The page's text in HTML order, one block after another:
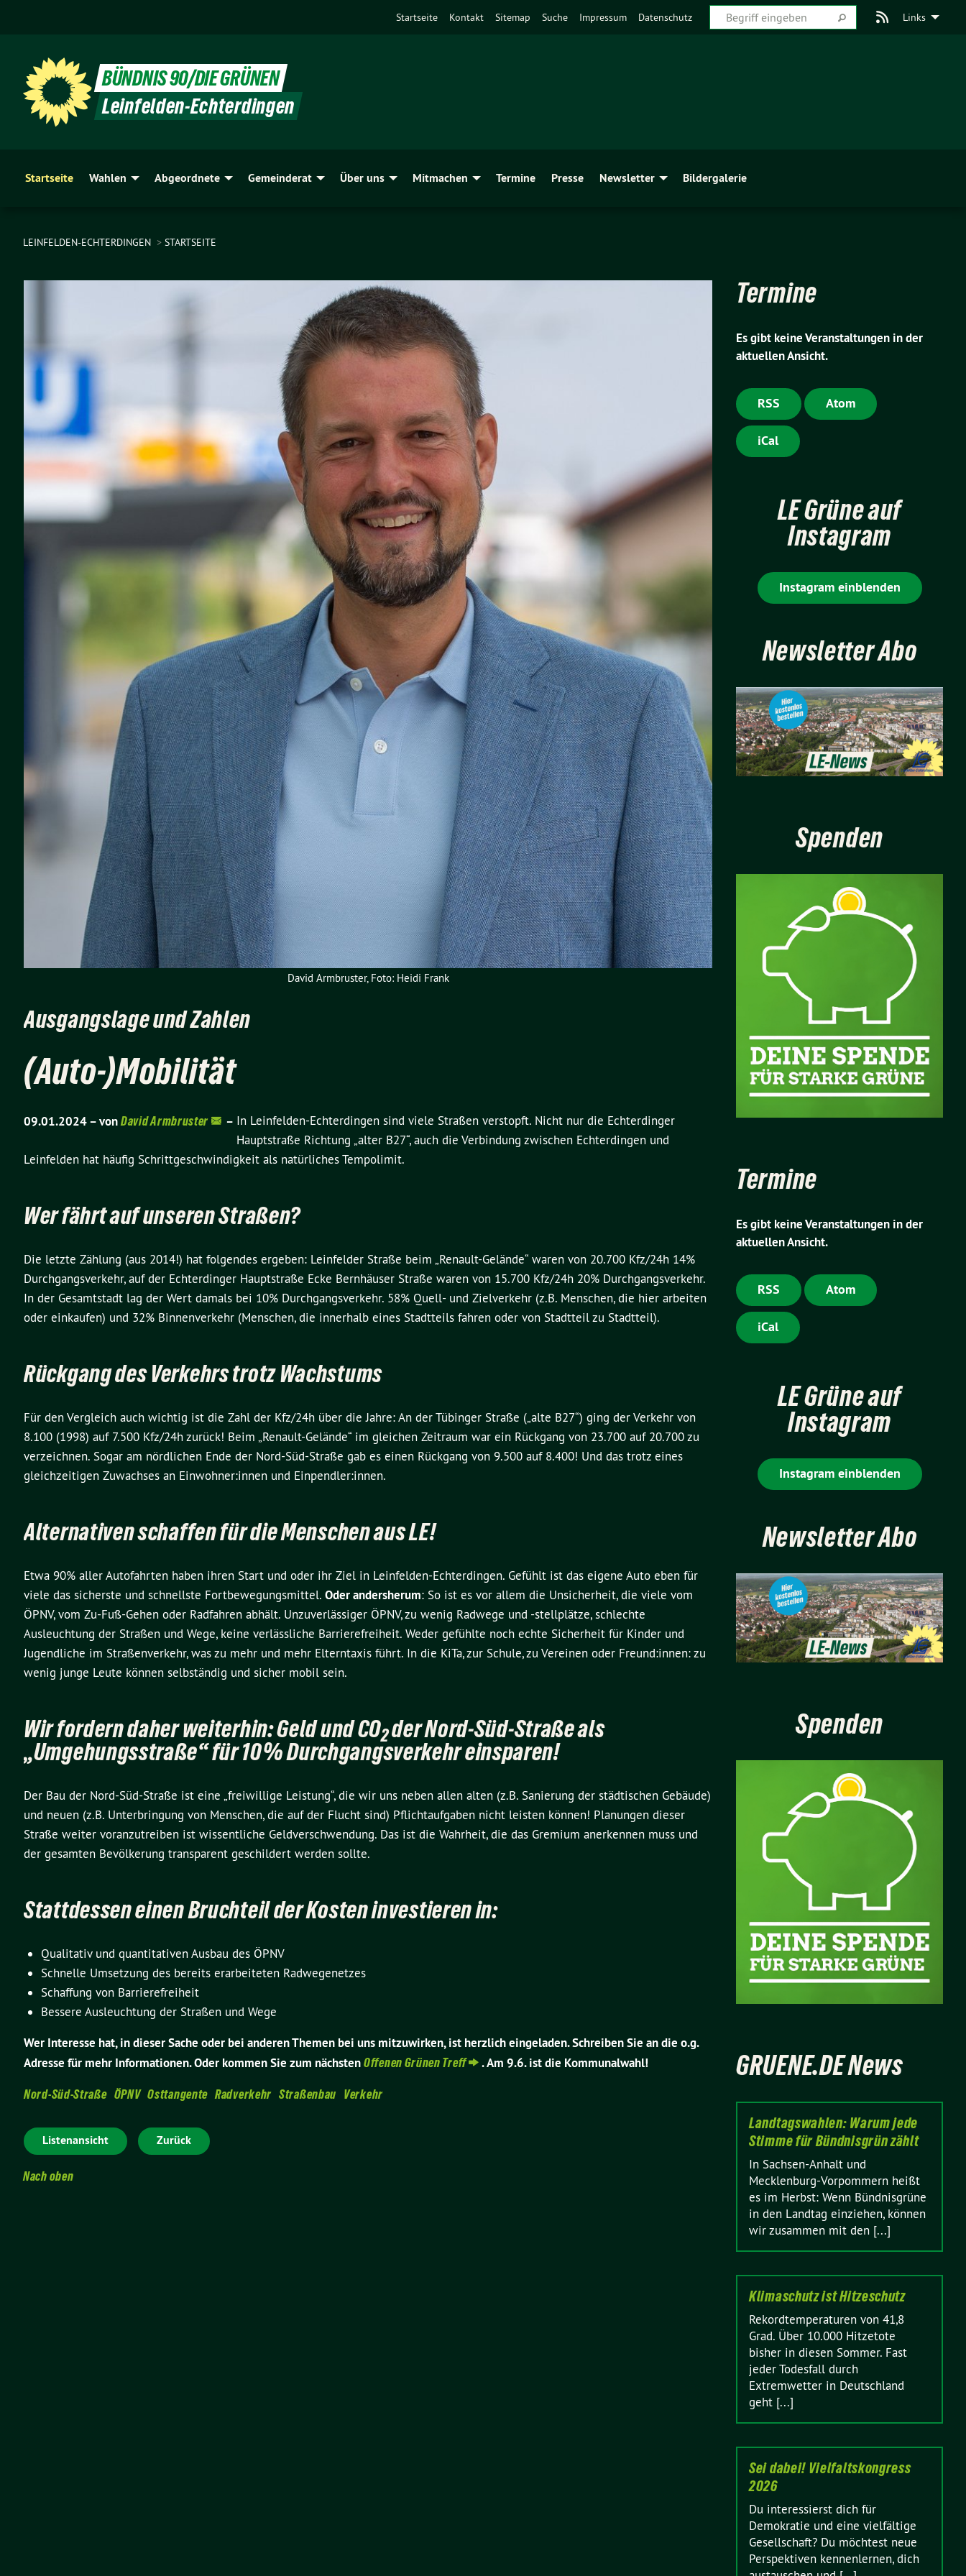
Links
Startseite Kontakt Sitemap Suche Impressum Datenschutz
BÜNDNIS 90/DIE GRÜNEN
Leinfelden-Echterdingen
Startseite Wahlen Abgeordnete Gemeinderat Über uns Mitmachen Termine Presse Newsletter Bildergalerie
LEINFELDEN-ECHTERDINGEN STARTSEITE
David Armbruster, Foto: Heidi Frank
Ausgangslage und Zahlen
(Auto-)Mobilität
09.01.2024 –vonDavid Armbruster – In Leinfelden-Echterdingen sind viele Straßen verstopft. Nicht nur die Echterdinger
Hauptstraße Richtung „alter B27“, auch die Verbindung zwischen Echterdingen und
Leinfelden hat häufig Schrittgeschwindigkeit als natürliches Tempolimit.
Wer fährt auf unseren Straßen?
Die letzte Zählung (aus 2014!) hat folgendes ergeben: Leinfelder Straße beim „Renault-Gelände“ waren von 20.700 Kfz/24h 14%
Durchgangsverkehr, auf der Echterdinger Hauptstraße Ecke Bernhäuser Straße waren von 15.700 Kfz/24h 20% Durchgangsverkehr.
In der Gesamtstadt lag der Wert damals bei 10% Durchgangsverkehr. 58% Quell- und Zielverkehr (z.B. Menschen, die hier arbeiten
oder einkaufen) und 32% Binnenverkehr (Menschen, die innerhalb eines Stadtteils fahren oder von Stadtteil zu Stadtteil).
Rückgang des Verkehrs trotz Wachstums
Für den Vergleich auch wichtig ist die Zahl der Kfz/24h über die Jahre: An der Tübinger Straße („alte B27“) ging der Verkehr von
8.100 (1998) auf 7.500 Kfz/24h zurück! Beim „Renault-Gelände“ im gleichen Zeitraum war ein Rückgang von 23.700 auf 20.700 zu
verzeichnen. Sogar am nördlichen Ende der Nord-Süd-Straße gab es einen Rückgang von 9.500 auf 8.400! Und das trotz eines
gleichzeitigen Zuwachses an Einwohner:innen und Einpendler:innen.
Alternativen schaffen für die Menschen aus LE!
Etwa 90% aller Autofahrten haben ihren Start und oder ihr Ziel in Leinfelden-Echterdingen. Gefühlt ist das eigene Auto eben für
viele das sicherste und schnellste Fortbewegungsmittel. Oder andersherum: So ist es vor allem die Unsicherheit, die viele vom
ÖPNV, vom Zu-Fuß-Gehen oder Radfahren abhält. Unzuverlässiger ÖPNV, zu wenig Radwege und -stellplätze, schlechte
Ausleuchtung der Straßen und Wege, keine verlässliche Barrierefreiheit. Weder gefühlte noch echte Sicherheit für Kinder und
Jugendliche im Straßenverkehr, was zu mehr und mehr Elterntaxis führt. In die KiTa, zur Schule, zu Vereinen oder Freund:innen: zu
wenig junge Leute können selbständig und sicher mobil sein.
Wir fordern daher weiterhin: Geld und CO2der Nord-Süd-Straße als
„Umgehungsstraße“ für 10% Durchgangsverkehr einsparen!
Der Bau der Nord-Süd-Straße ist eine „freiwillige Leistung“, die wir uns neben allen alten (z.B. Sanierung der städtischen Gebäude)
und neuen (z.B. Unterbringung von Menschen, die auf der Flucht sind) Pflichtaufgaben nicht leisten können! Planungen dieser
Straße weiter voranzutreiben ist wissentliche Geldverschwendung. Das ist die Wahrheit, die das Gremium anerkennen muss und
der gesamten Bevölkerung transparent geschildert werden sollte.
Stattdessen einen Bruchteil der Kosten investieren in:
Qualitativ und quantitativen Ausbau des ÖPNV
Schnelle Umsetzung des bereits erarbeiteten Radwegenetzes
Schaffung von Barrierefreiheit
Bessere Ausleuchtung der Straßen und Wege
Wer Interesse hat, in dieser Sache oder bei anderen Themen bei uns mitzuwirken, ist herzlich eingeladen. Schreiben Sie an die o.g.
Adresse für mehr Informationen. Oder kommen Sie zum nächstenOffenen Grünen Treff . Am 9.6. ist die Kommunalwahl!
Nord-Süd-Straße ÖPNV Osttangente Radverkehr Straßenbau Verkehr
Listenansicht Zurück
Nach oben
Termine
Es gibt keine Veranstaltungen in der
aktuellen Ansicht.
RSS Atom
iCal
LE Grüne auf
Instagram
Instagram einblenden
Newsletter Abo
Spenden
Termine
Es gibt keine Veranstaltungen in der
aktuellen Ansicht.
RSS Atom
iCal
LE Grüne auf
Instagram
Instagram einblenden
Newsletter Abo
Spenden
GRUENE.DE News
Landtagswahlen: Warum jede
Stimme für Bündnisgrün zählt
In Sachsen-Anhalt und
Mecklenburg-Vorpommern heißt
es im Herbst: Wenn Bündnisgrüne
in den Landtag einziehen, können
wir zusammen mit den [...]
Klimaschutz ist Hitzeschutz
Rekordtemperaturen von 41,8
Grad. Über 10.000 Hitzetote
bisher in diesen Sommer. Fast
jeder Todesfall durch
Extremwetter in Deutschland
geht [...]
Sei dabei! Vielfaltskongress
2026
Du interessierst dich für
Demokratie und eine vielfältige
Gesellschaft? Du möchtest neue
Perspektiven kennenlernen, dich